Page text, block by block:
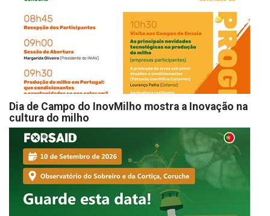
Dia de Campo do InovMilho mostra a Inovação na
cultura do milho